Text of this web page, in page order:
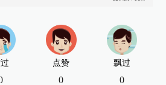
点赞
0
飘过
0